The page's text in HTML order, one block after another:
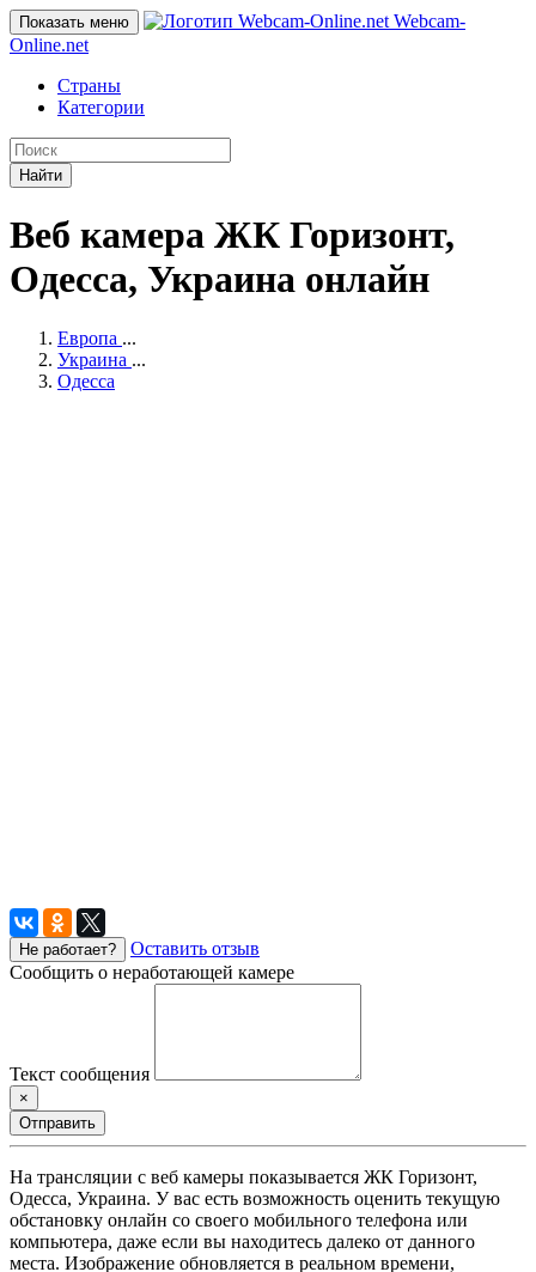
Показать меню
Webcam-
Online.net
Страны
Категории
Найти
Веб камера ЖК Горизонт,
Одесса, Украина онлайн
Европа ...
Украина ...
Одесса
Не работает?
Оставить отзыв
Сообщить о неработающей камере
Текст сообщения
×
Отправить
На трансляции с веб камеры показывается ЖК Горизонт,
Одесса, Украина. У вас есть возможность оценить текущую
обстановку онлайн со своего мобильного телефона или
компьютера, даже если вы находитесь далеко от данного
места. Изображение обновляется в реальном времени,